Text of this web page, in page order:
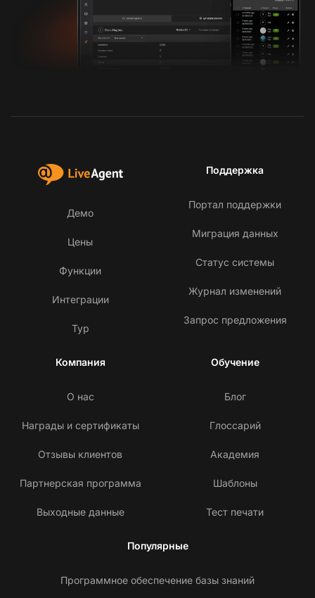
Демо
Цены
Функции
Интеграции
Тур
Поддержка
Портал поддержки
Миграция данных
Статус системы
Журнал изменений
Запрос предложения
Компания
О нас
Награды и сертификаты
Отзывы клиентов
Партнерская программа
Выходные данные
Обучение
Блог
Глоссарий
Академия
Шаблоны
Тест печати
Популярные
Программное обеспечение базы знаний